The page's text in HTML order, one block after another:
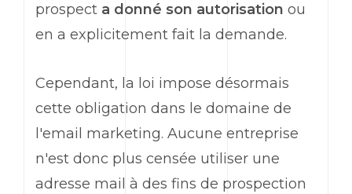
prospect a donné son autorisation ou
en a explicitement fait la demande.
Cependant, la loi impose désormais
cette obligation dans le domaine de
l'email marketing. Aucune entreprise
n'est donc plus censée utiliser une
adresse mail à des fins de prospection